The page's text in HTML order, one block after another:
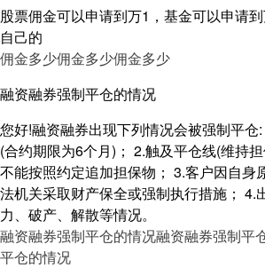
股票佣金可以申请到万1，基金可以申请
自己的
佣金多少佣金多少佣金多少
融资融券强制平仓的情况
您好!融资融券出现下列情况会被强制平仓
(合约期限为6个月)； 2.触及平仓线(维持
不能按照约定追加担保物； 3.客户因自身
法机关采取财产保全或强制执行措施； 4.
力、破产、解散等情况。
融资融券强制平仓的情况融资融券强制平
平仓的情况